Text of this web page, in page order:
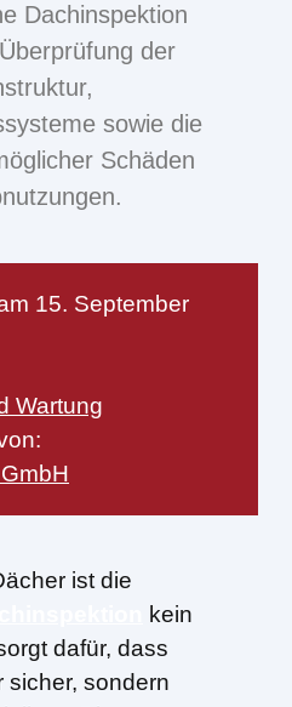
Dachinspektion
der
sowie die
Schäden
15. September
Wartung
ist die
kein
dafür, dass
sicher, sondern